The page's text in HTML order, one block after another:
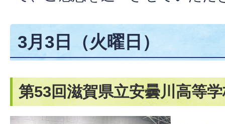
3月3日（火曜日）
第53回滋賀県立安曇川高等